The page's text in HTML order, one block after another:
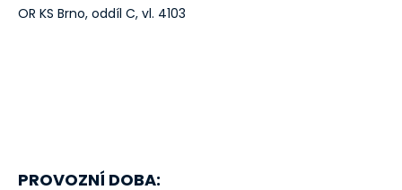
OR KS Brno, oddíl C, vl. 4103
PROVOZNÍ DOBA: